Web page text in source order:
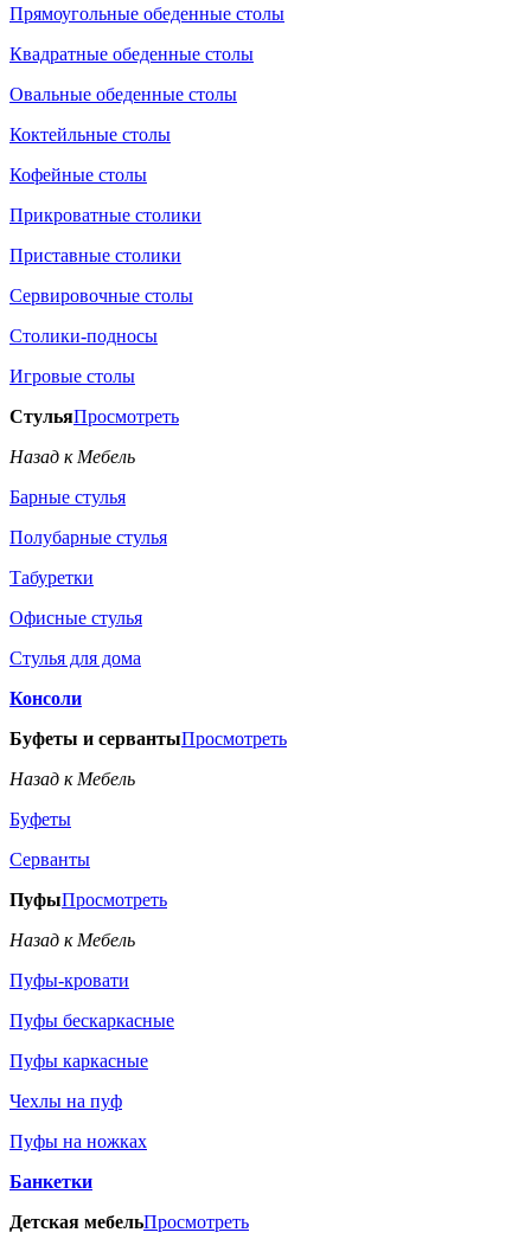
Прямоугольные обеденные столы
Квадратные обеденные столы
Овальные обеденные столы
Коктейльные столы
Кофейные столы
Прикроватные столики
Приставные столики
Сервировочные столы
Столики-подносы
Игровые столы
СтульяПросмотреть
Назад к Мебель
Барные стулья
Полубарные стулья
Табуретки
Офисные стулья
Стулья для дома
Консоли
Буфеты и сервантыПросмотреть
Назад к Мебель
Буфеты
Серванты
ПуфыПросмотреть
Назад к Мебель
Пуфы-кровати
Пуфы бескаркасные
Пуфы каркасные
Чехлы на пуф
Пуфы на ножках
Банкетки
Детская мебельПросмотреть